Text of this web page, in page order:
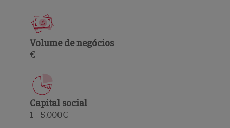
Volume de negócios
€
Capital social
1 - 5.000€